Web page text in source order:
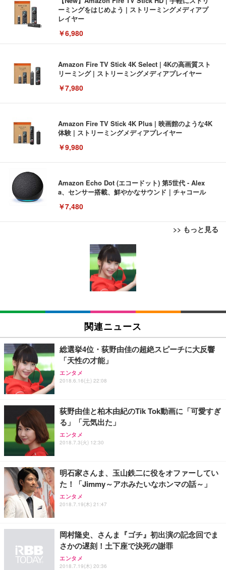
ーミングをはじめよう | ストリーミングメディアプ
レイヤー
￥6,980
Amazon Fire TV Stick 4K Select | 4Kの高画質スト
リーミング | ストリーミングメディアプレイヤー
￥7,980
Amazon Fire TV Stick 4K Plus | 映画館のような4K
体験 | ストリーミングメディアプレイヤー
￥9,980
Amazon Echo Dot (エコードット) 第5世代 - Alex
a、センサー搭載、鮮やかなサウンド｜チャコール
￥7,480
>> もっと見る
[EdoErgo] オフィスチェア 椅子 テレワーク 疲れな
い 跳ね上げ式アームレスト コンパクト 約105度ロッ
キング pc 事務椅子 360度回転 座面昇降 強化ナイロ
ン樹脂ベース 通気性メッシュ 在宅ワーク H-WY01
(黒網+黒枠+黒足)
SIHOO B100 オフィスチェア／デスクチェア メッシ
ュチェア 人間工学 疲れない ブラック
￥27,999
Sezlife オフィスチェア デスクチェア 疲れない テレ
ワーク チェア 強化バックレスト 30度ロッキング機
能 人間工学 椅子 腰サポート 90度跳ね上げ式アーム
務用 おしゃれ パソコンチェア (ブラック)
Sezlife オフィスチェア デスクチェア 疲れない テレ
ワーク チェア 強化バックレスト 30度ロッキング機
能 人間工学 椅子 腰サポート 90度跳ね上げ式アーム
務用 おしゃれ パソコンチェア (ホワイト)
ANDWINT オフィスチェア デスクチェア 肘なし メ
ッシュ 通気性 ランバーサポート付き 腰サポート ガ
ス圧無段階昇降 360度回転 キャスター付き コンパク
EIZO ビジネス向けプレミアムモニター | FlexScan
EV3240X-WT | 31.5型4K UHD・USB Type-C・ホワ
￥105,595
EIZO ビジネス向けプレミアムモニター | FlexScan
￥109,572
【純正品】27"ゲーミングモニター DualSense 充電
フック付き（CFI-ZDM1J）
【整備済み品】Dell E2724HS 27インチ 液晶モニタ
ー フルHD（1920×1080）VA 非光沢 HDMI/DisplayP
ort/VGA スピーカー内蔵 高さ調整 スイベル VESA対
【MiniLED/24.5inch/280Hz/FHD】GRAPHT THE S
HOOTER Gaming Monitor 24” Essential ゲーミン
グモニター QD 24.5インチ 1ms FHD 量子ドット 残
Amazonベーシック ペットシーツ 薄型 レギュラー 1
回使い捨て 無香料 ホワイト 300枚
Amazonベーシック ペットシーツ 厚型 ワイド 42枚
x2袋(84枚) ホワイト(吸収面:ライトブルー)
￥3,234
ネオ・ルーライフ ネオ・オムツ L 中型犬用 26枚入
り 単品
Smart Basic(スマートベーシック) 【Amazon.co.jp
限定】 Smart Basic アイリスオーヤマ ペットシーツ
超厚型 お徳用 ワイド 100枚入 (x 1) (ケース販売)
アイリスオーヤマ ペットシーツ 超厚型 お徳用 レギ
ュラー 200枚入【Amazon.co.jp限定】
関連ニュース
総選挙4位・荻野由佳の超絶スピーチに大反響
「天性の才能」
エンタメ
2018.6.16(土) 22:08
荻野由佳と柏木由紀のTik Tok動画に「可愛すぎ
る」「元気出た」
エンタメ
2018.7.3(火) 12:30
明石家さんま、玉山鉄二に役をオファーしてい
た！「Jimmy～アホみたいなホンマの話～」
エンタメ
2018.7.19(木) 21:47
岡村隆史、さんま『ゴチ』初出演の記念回でま
さかの遅刻！土下座で決死の謝罪
エンタメ
2018.7.19(木) 20:36